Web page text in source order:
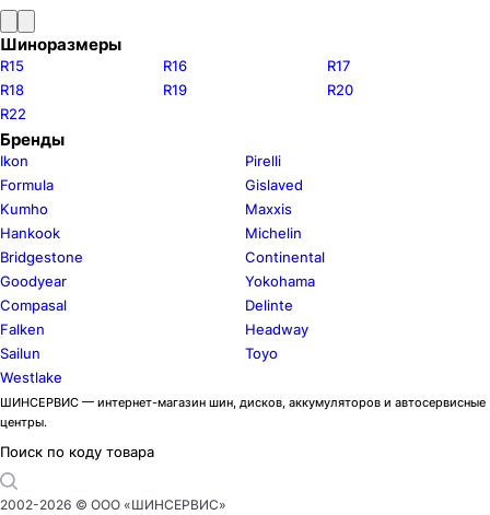
Шиноразмеры
R15 R16
R17
R18
R19
R20
R22
Бренды
Ikon
Pirelli
Formula
Gislaved
Kumho
Maxxis
Hankook
Michelin
Bridgestone
Continental
Goodyear
Yokohama
Compasal
Delinte
Falken
Headway
Sailun
Toyo
Westlake
ШИНСЕРВИС — интернет-магазин шин, дисков, аккумуляторов и автосервисные
центры.
Поиск по коду товара
2002-2026 © ООО «ШИНСЕРВИС»